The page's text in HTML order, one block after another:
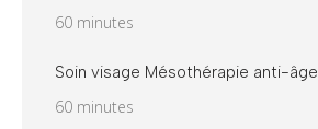
60 minutes
Soin visage Mésothérapie anti-âge
60 minutes